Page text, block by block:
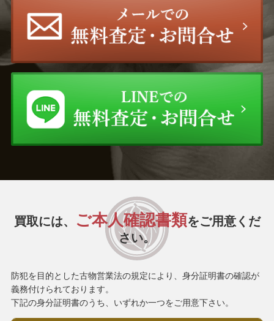
買取には、 ご本人確認書類をご用意くだ
さい。
防犯を目的とした古物営業法の規定により、身分証明書の確認が
義務付けられております。
下記の身分証明書のうち、いずれか一つをご用意下さい。